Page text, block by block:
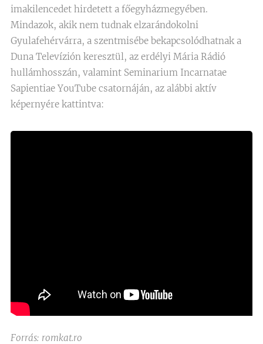
imakilencedet hirdetett a főegyházmegyében.
Mindazok, akik nem tudnak elzarándokolni
Gyulafehérvárra, a szentmisébe bekapcsolódhatnak a
Duna Televízión keresztül, az erdélyi Mária Rádió
hullámhosszán, valamint Seminarium Incarnatae
Sapientiae YouTube csatornáján, az alábbi aktív
képernyére kattintva:
Forrás: romkat.ro